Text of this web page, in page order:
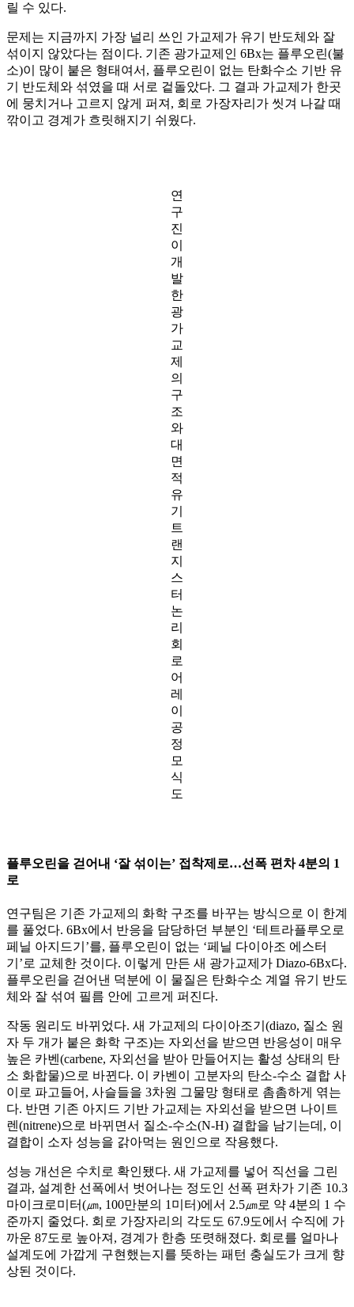
릴 수 있다.
문제는 지금까지 가장 널리 쓰인 가교제가 유기 반도체와 잘
섞이지 않았다는 점이다. 기존 광가교제인 6Bx는 플루오린(불
소)이 많이 붙은 형태여서, 플루오린이 없는 탄화수소 기반 유
기 반도체와 섞였을 때 서로 겉돌았다. 그 결과 가교제가 한곳
에 뭉치거나 고르지 않게 퍼져, 회로 가장자리가 씻겨 나갈 때
깎이고 경계가 흐릿해지기 쉬웠다.
연
구
진
이
개
발
한
광
가
교
제
의
구
조
와
대
면
적
유
기
트
랜
지
스
터
논
리
회
로
어
레
이
공
정
모
식
도
플루오린을 걷어내 ‘잘 섞이는’ 접착제로…선폭 편차 4분의 1
로
연구팀은 기존 가교제의 화학 구조를 바꾸는 방식으로 이 한계
를 풀었다. 6Bx에서 반응을 담당하던 부분인 ‘테트라플루오로
페닐 아지드기’를, 플루오린이 없는 ‘페닐 다이아조 에스터
기’로 교체한 것이다. 이렇게 만든 새 광가교제가 Diazo-6Bx다.
플루오린을 걷어낸 덕분에 이 물질은 탄화수소 계열 유기 반도
체와 잘 섞여 필름 안에 고르게 퍼진다.
작동 원리도 바뀌었다. 새 가교제의 다이아조기(diazo, 질소 원
자 두 개가 붙은 화학 구조)는 자외선을 받으면 반응성이 매우
높은 카벤(carbene, 자외선을 받아 만들어지는 활성 상태의 탄
소 화합물)으로 바뀐다. 이 카벤이 고분자의 탄소-수소 결합 사
이로 파고들어, 사슬들을 3차원 그물망 형태로 촘촘하게 엮는
다. 반면 기존 아지드 기반 가교제는 자외선을 받으면 나이트
렌(nitrene)으로 바뀌면서 질소-수소(N-H) 결합을 남기는데, 이
결합이 소자 성능을 갉아먹는 원인으로 작용했다.
성능 개선은 수치로 확인됐다. 새 가교제를 넣어 직선을 그린
결과, 설계한 선폭에서 벗어나는 정도인 선폭 편차가 기존 10.3
마이크로미터(㎛, 100만분의 1미터)에서 2.5㎛로 약 4분의 1 수
준까지 줄었다. 회로 가장자리의 각도도 67.9도에서 수직에 가
까운 87도로 높아져, 경계가 한층 또렷해졌다. 회로를 얼마나
설계도에 가깝게 구현했는지를 뜻하는 패턴 충실도가 크게 향
상된 것이다.